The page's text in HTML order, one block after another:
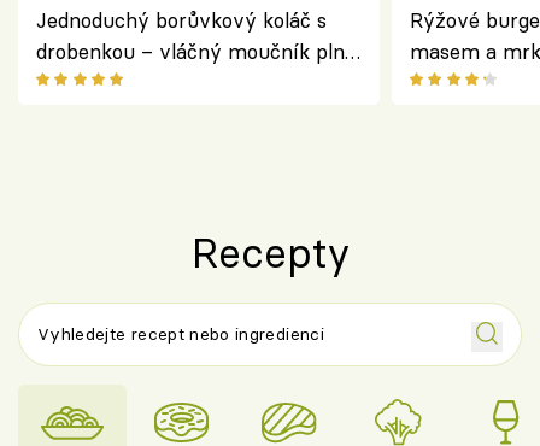
Jednoduchý borůvkový koláč s
drobenkou – vláčný moučník plný
ovoce
Rýžové
masem a
salátem –
Recepty